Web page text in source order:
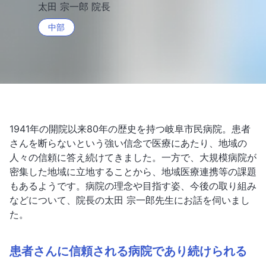
太田 宗一郎 院長
中部
1941年の開院以来80年の歴史を持つ岐阜市民病院。患者
さんを断らないという強い信念で医療にあたり、地域の
人々の信頼に答え続けてきました。一方で、大規模病院が
密集した地域に立地することから、地域医療連携等の課題
もあるようです。病院の理念や目指す姿、今後の取り組み
などについて、院長の太田 宗一郎先生にお話を伺いまし
た。
患者さんに信頼される病院であり続けられる